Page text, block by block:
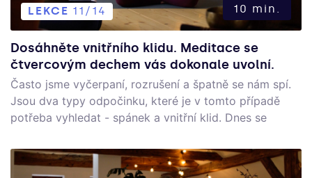
LEKCE 11/14 10 min.
Dosáhněte vnitřního klidu. Meditace se
čtvercovým dechem vás dokonale uvolní.
Často jsme vyčerpaní, rozrušení a špatně se nám spí.
Jsou dva typy odpočinku, které je v tomto případě
potřeba vyhledat - spánek a vnitřní klid. Dnes se
složitějších situacích pomocí čtvercového dechu!